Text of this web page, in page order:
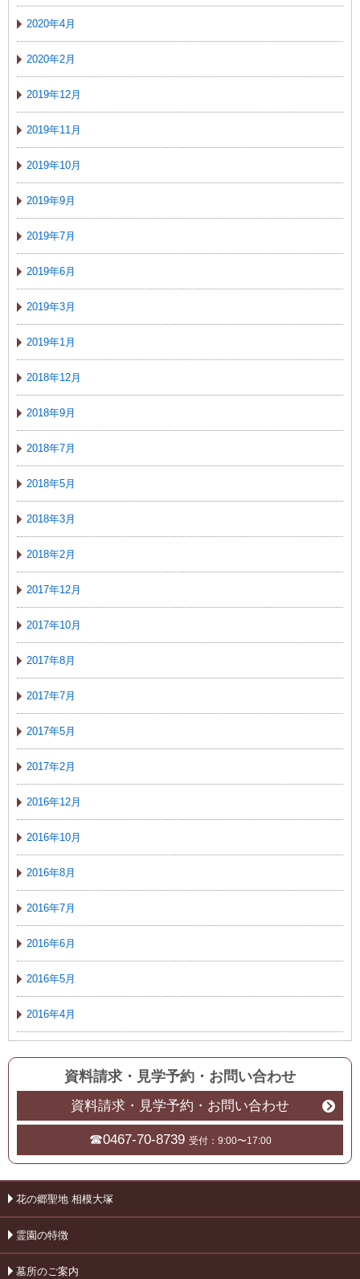
2020年4月
2020年2月
2019年12月
2019年11月
2019年10月
2019年9月
2019年7月
2019年6月
2019年3月
2019年1月
2018年12月
2018年9月
2018年7月
2018年5月
2018年3月
2018年2月
2017年12月
2017年10月
2017年8月
2017年7月
2017年5月
2017年2月
2016年12月
2016年10月
2016年8月
2016年7月
2016年6月
2016年5月
2016年4月
資料請求・見学予約 ・ お問い合わせ
資料請求・見学予約・お問い合わせ
☎0467-70-8739 受付：9:00〜17:00
花の郷聖地 相模大塚
霊園の特徴
墓所のご案内